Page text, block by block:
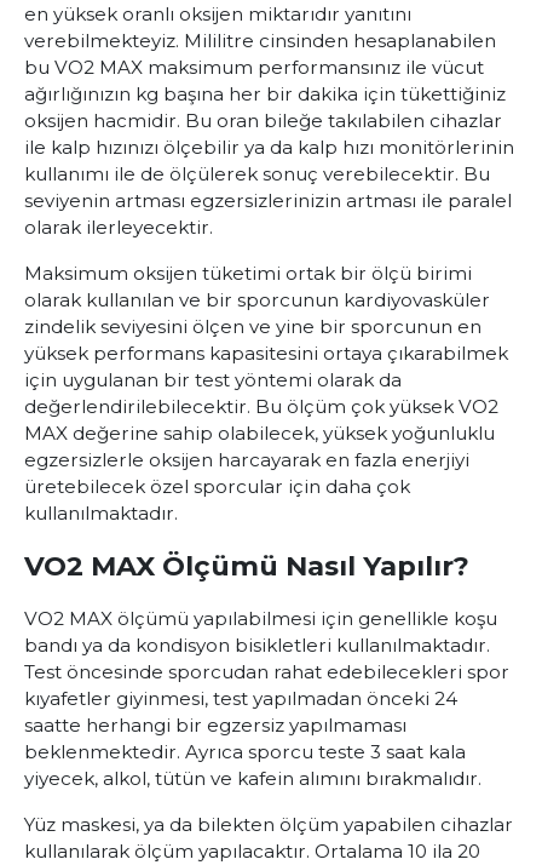
en yüksek oranlı oksijen miktarıdır yanıtını
verebilmekteyiz. Mililitre cinsinden hesaplanabilen
bu VO2 MAX maksimum performansınız ile vücut
ağırlığınızın kg başına her bir dakika için tükettiğiniz
oksijen hacmidir. Bu oran bileğe takılabilen cihazlar
ile kalp hızınızı ölçebilir ya da kalp hızı monitörlerinin
kullanımı ile de ölçülerek sonuç verebilecektir. Bu
seviyenin artması egzersizlerinizin artması ile paralel
olarak ilerleyecektir.
Maksimum oksijen tüketimi ortak bir ölçü birimi
olarak kullanılan ve bir sporcunun kardiyovasküler
zindelik seviyesini ölçen ve yine bir sporcunun en
yüksek performans kapasitesini ortaya çıkarabilmek
için uygulanan bir test yöntemi olarak da
değerlendirilebilecektir. Bu ölçüm çok yüksek VO2
MAX değerine sahip olabilecek, yüksek yoğunluklu
egzersizlerle oksijen harcayarak en fazla enerjiyi
üretebilecek özel sporcular için daha çok
kullanılmaktadır.
VO2 MAX Ölçümü Nasıl Yapılır?
VO2 MAX ölçümü yapılabilmesi için genellikle koşu
bandı ya da kondisyon bisikletleri kullanılmaktadır.
Test öncesinde sporcudan rahat edebilecekleri spor
kıyafetler giyinmesi, test yapılmadan önceki 24
saatte herhangi bir egzersiz yapılmaması
beklenmektedir. Ayrıca sporcu teste 3 saat kala
yiyecek, alkol, tütün ve kafein alımını bırakmalıdır.
Yüz maskesi, ya da bilekten ölçüm yapabilen cihazlar
kullanılarak ölçüm yapılacaktır. Ortalama 10 ila 20